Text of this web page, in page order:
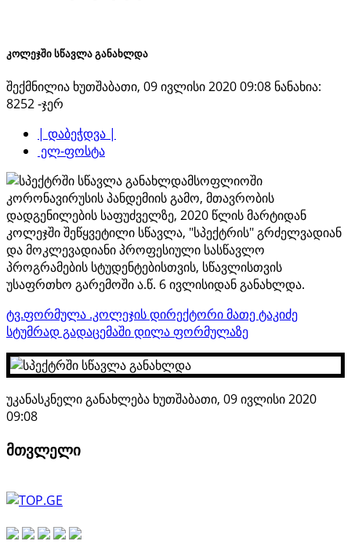
კოლეჯში სწავლა განახლდა
შექმნილია ხუთშაბათი, 09 ივლისი 2020 09:08 ნანახია:
8252 -ჯერ
| დაბეჭდვა |
ელ-ფოსტა
მსოფლიოში
კორონავირუსის პანდემიის გამო, მთავრობის
დადგენილების საფუძველზე, 2020 წლის მარტიდან
კოლეჯში შეწყვეტილი სწავლა, "სპექტრის" გრძელვადიან
და მოკლევადიანი პროფესიული სასწავლო
პროგრამების სტუდენტებისთვის, სწავლისთვის
უსაფრთხო გარემოში ა.წ. 6 ივლისიდან განახლდა.
ტვ.ფორმულა .კოლეჯის დირექტორი მათე ტაკიძე
სტუმრად გადაცემაში დილა ფორმულაზე
უკანასკნელი განახლება ხუთშაბათი, 09 ივლისი 2020
09:08
მთვლელი